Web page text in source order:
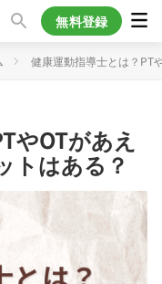
無料登録
健康運動指導士とは？PT
やOTがあえ
トはある？